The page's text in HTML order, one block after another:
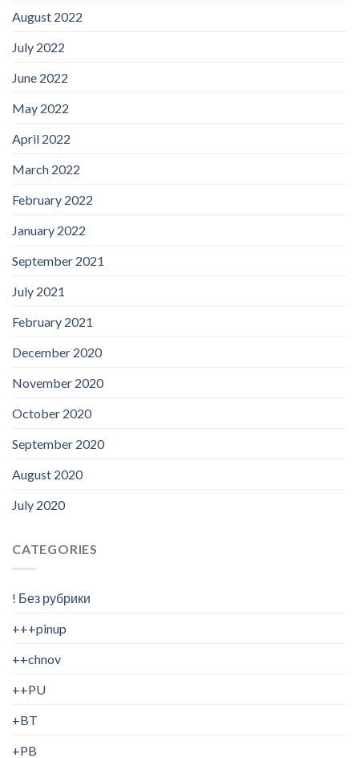
August 2022
July 2022
June 2022
May 2022
April 2022
March 2022
February 2022
January 2022
September 2021
July 2021
February 2021
December 2020
November 2020
October 2020
September 2020
August 2020
July 2020
CATEGORIES
! Без рубрики
+++pinup
++chnov
++PU
+BT
+PB